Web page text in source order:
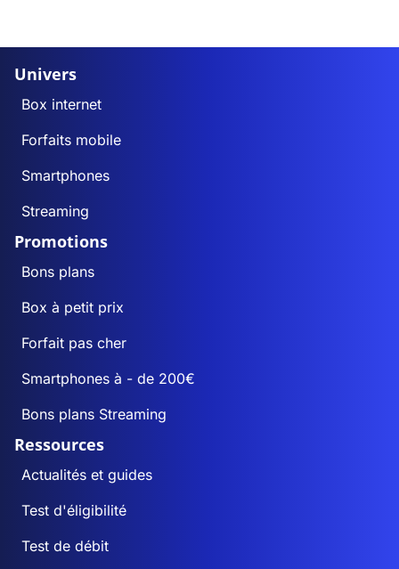
Univers
Box internet
Forfaits mobile
Smartphones
Streaming
Promotions
Bons plans
Box à petit prix
Forfait pas cher
Smartphones à - de 200€
Bons plans Streaming
Ressources
Actualités et guides
Test d'éligibilité
Test de débit